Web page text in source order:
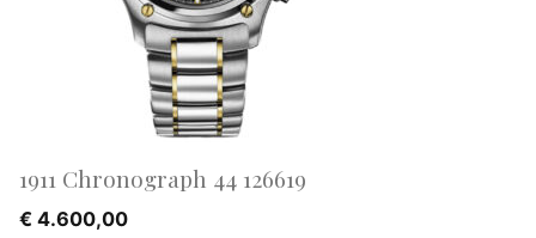
1911 Chronograph 44 126619
€ 4.600,00